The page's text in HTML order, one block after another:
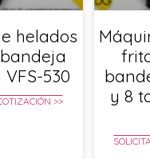
helados
530
>>
y 8